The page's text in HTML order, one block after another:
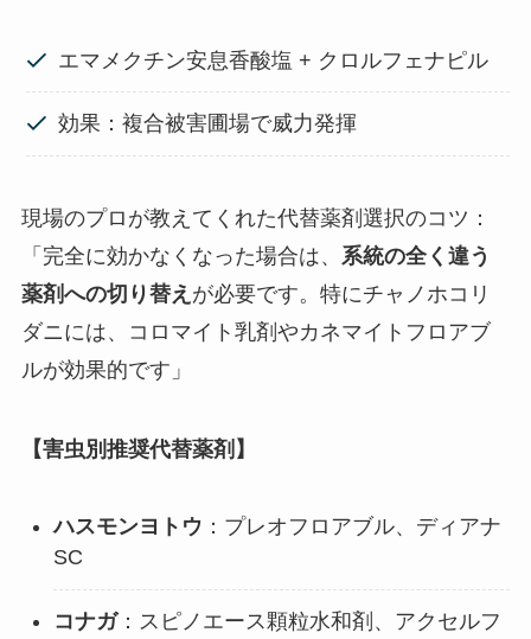
エマメクチン安息香酸塩 + クロルフェナピル
効果：複合被害圃場で威力発揮
現場のプロが教えてくれた代替薬剤選択のコツ：
「完全に効かなくなった場合は、 系統の全く違う
薬剤への切り替え が必要です。特にチャノホコリ
ダニには、コロマイト乳剤やカネマイトフロアブ
ルが効果的です」
【害虫別推奨代替薬剤】
ハスモンヨトウ ：プレオフロアブル、ディアナ
SC
コナガ：スピノエース顆粒水和剤、アクセルフ